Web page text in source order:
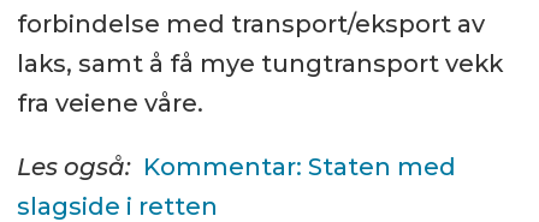
forbindelse med transport/eksport av
laks, samt å få mye tungtransport vekk
fra veiene våre.
Les også: Kommentar: Staten med
slagside i retten